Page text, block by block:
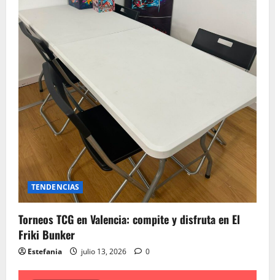
TENDENCIAS
Torneos TCG en Valencia: compite y disfruta en El
Friki Bunker
Estefania julio 13, 2026 0